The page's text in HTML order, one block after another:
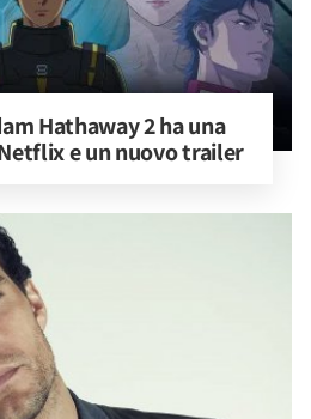
Hathaway 2 ha una
e un nuovo trailer